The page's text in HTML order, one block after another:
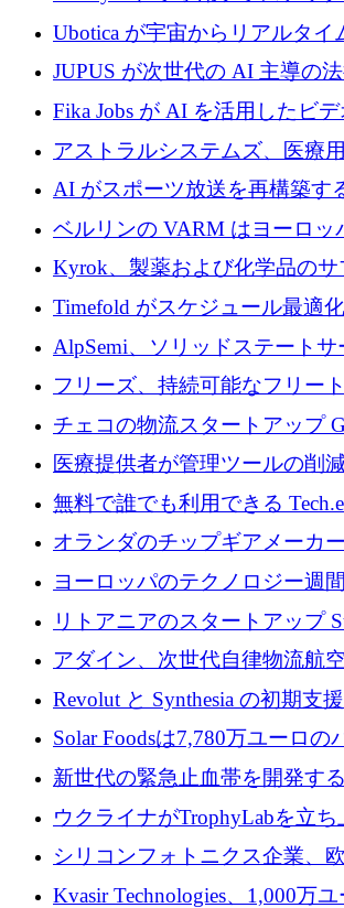
ステムを商業化し、焼却廃棄
めに43万ポンドを確保
Ubotica が宇宙からリアルタイ
リジェンスを拡張するために
JUPUS が次世代の AI 主導の
化するために 1,300 万ユーロ
Fika Jobs が AI を活用したビ
めに 400 万ドルを調達
アストラルシステムズ、医療
素の世界的な不足に対処する
ンドを調達
AI がスポーツ放送を再構築す
が 2,000 万ユーロを調達
ベルリンの VARM はヨーロッ
を拡張するために 1,750 万ユー
Kyrok、製薬および化学品のサ
に AI を導入するために 310 万
Timefold がスケジュール最適
ラクチャを拡張するためにシ
1,300 万ドルを調達
AlpSemi、ソリッドステート
カー技術の進歩のために1,700
フリーズ、持続可能なフリー
ンス全土に拡大するために
保
チェコの物流スタートアップ
送量が 1 年で 10 倍に増加し、
利益を獲得
医療提供者が管理ツールの削
a16z が Prosper AI を 3,000 万
無料で誰でも利用できる
Explorer のご紹介
オランダのチップギアメーカ
Instrumentsが3億8,000万ドル
ヨーロッパのテクノロジー週
8,500 万ユーロを超える 60 以
ー資金調達取引
リトアニアのスタートアップ
Slack 内に構築された AI コワ
フォームのために 50 万ユー
アダイン、次世代自律物流航
万ユーロを確保
Revolut と Synthesia の初期支
3 億 2,000 万ドルを調達、米国
Solar Foodsは7,780万ユーロの
億ユーロの防衛および二重用
を開始、ヨーロッパのシリコ
に警告
新世代の緊急止血帯を開発す
スタートアップ企業を紹介する
ウクライナがTrophyLabを立
ロシア兵器を戦場の研究開発
ムに変える
シリコンフォトニクス企業、
商業的に成功させるためのイ
Kvasir Technologies、1,000万